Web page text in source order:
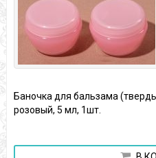
Баночка для бальзама
розовый, 5 мл, 1шт.